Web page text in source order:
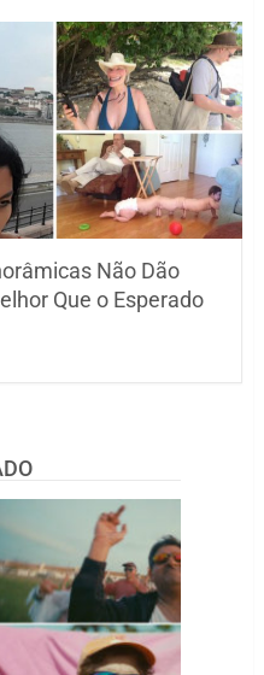
Não Dão
Que o Esperado